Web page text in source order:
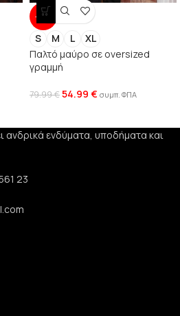
-31%
S M L
XL
Παλτό μαύρο σε oversized
γραμμή
79.99€54.99 € συμπ. ΦΠΑ
ανδρικά ενδύματα, υποδήματα και
23